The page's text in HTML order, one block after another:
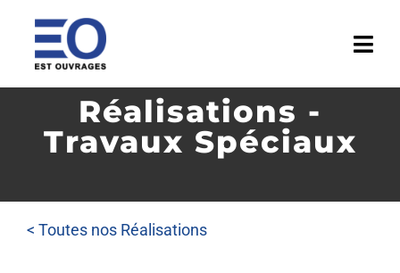
contenu
ENTREPRISE
Réalisations -
Travaux Spéciaux
< Toutes nos Réalisations